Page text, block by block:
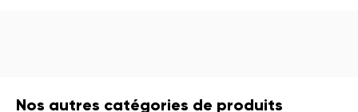
Nos autres catégories de produits